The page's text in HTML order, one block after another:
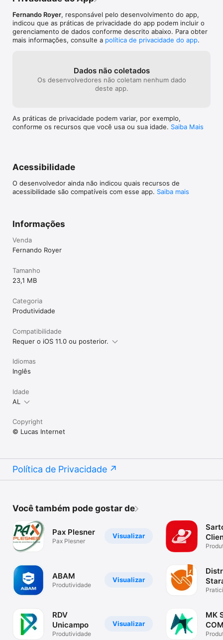
Fernando Royer, responsável pelo desenvolvimento do app,
indicou que as práticas de privacidade do app podem incluir o
gerenciamento de dados conforme descrito abaixo. Para obter
mais informações, consulte a política de privacidade do app.
Dados não coletados
Os desenvolvedores não coletam nenhum dado
deste app.
As práticas de privacidade podem variar, por exemplo,
conforme os recursos que você usa ou sua idade. Saiba Mais
Acessibilidade
O desenvolvedor ainda não indicou quais recursos de
acessibilidade são compatíveis com esse app. Saiba mais
Informações
Venda
Fernando Royer
Tamanho
23,1 MB
Categoria
Produtividade
Compatibilidade
Requer o iOS 11.0 ou posterior.
Idiomas
Inglês
Idade
AL
Copyright
© Lucas Internet
Política de Privacidade
Você também pode gostar de
Visualizar
Pax Plesner
Pax Plesner
Visualizar
ABAM
Produtividade
Visualizar
RDV
Unicampo
Produtividade
MK